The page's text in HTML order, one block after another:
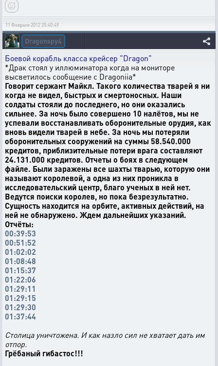
11 Февраля 2012 20:40:49
Dragonspy4
Боевой корабль класса крейсер "Dragon"
*Драк стоял у иллюминатора когда на мониторе
высветилось сообщение с Dragoniia*
Говорит сержант Майкл. Такого количества тварей я ни
когда не видел, быстрых и смертоносных. Наши
солдаты стояли до последнего, но они оказались
сильнее. За ночь было совершено 10 налётов, мы не
успевали восстанавливать оборонительные орудия, как
вновь видели тварей в небе. За ночь мы потеряли
оборонительных сооружений на суммы 58.540.000
кредитов, приблизительные потери врага составляют
24.131.000 кредитов. Отчеты о боях в следующем
файле. Были заражены все шахты тварью, которую они
называют королевой, а одна из них проникла в
исследовательский центр, благо ученых в ней нет.
Ведутся поиски королев, но пока безрезультатно.
Сущность находится на орбите, активных действий, на
ней не обнаружено. Ждем дальнейших указаний.
Отчёты:
00:39:53
00:51:52
01:02:02
01:08:48
01:15:37
01:22:06
01:29:11
01:29:15
01:29:30
01:37:44
Столица уничтожена. И как назло сил не хватает дать им
отпор.
Грёбаный гибастос!!!